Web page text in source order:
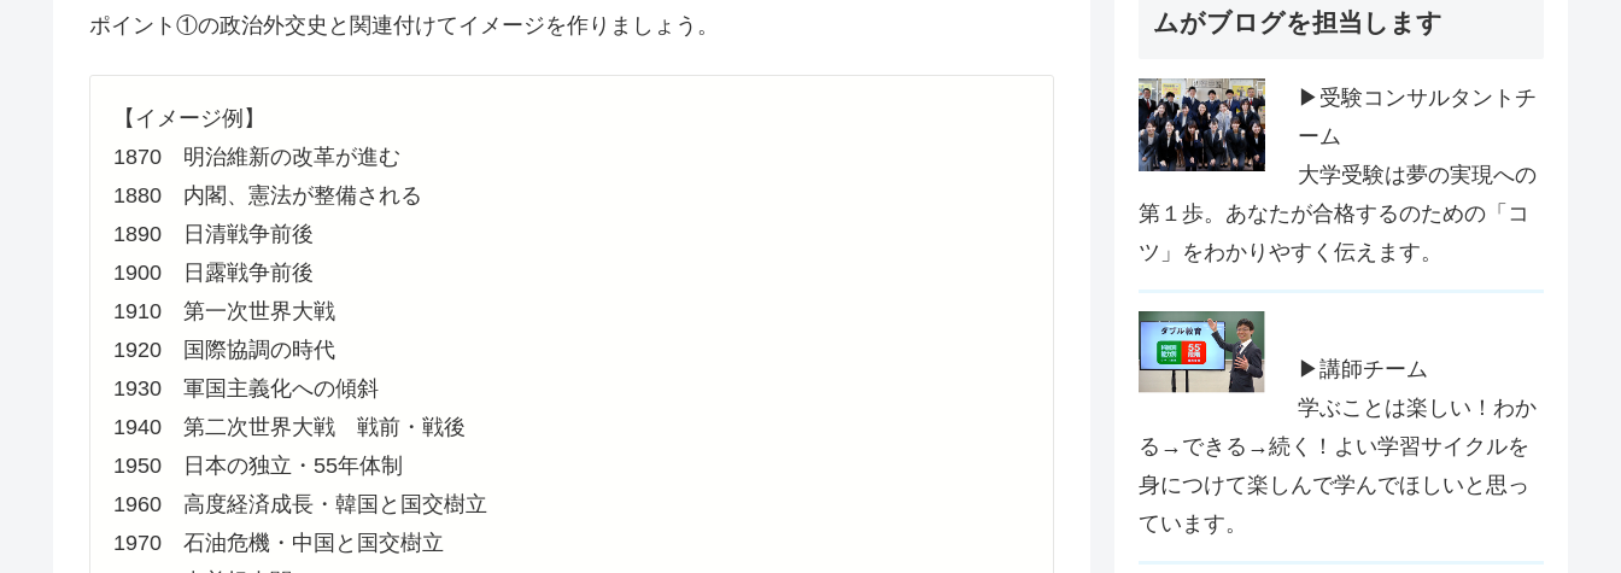
ポイント①の政治外交史と関連付けてイメージを作りましょう。
【イメージ例】
1870 明治維新の改革が進む
1880 内閣、憲法が整備される
1890 日清戦争前後
1900 日露戦争前後
1910 第一次世界大戦
1920 国際協調の時代
1930 軍国主義化への傾斜
1940 第二次世界大戦 戦前・戦後
1950 日本の独立・55年体制
1960 高度経済成長・韓国と国交樹立
1970 石油危機・中国と国交樹立
ムがブログを担当します
▶受験コンサルタントチ
ーム
大学受験は夢の実現への
第１歩。あなたが合格するのための「コ
ツ」をわかりやすく伝えます。
▶講師チーム
学ぶことは楽しい！わか
る→できる→続く！よい学習サイクルを
身につけて楽しんで学んでほしいと思っ
ています。